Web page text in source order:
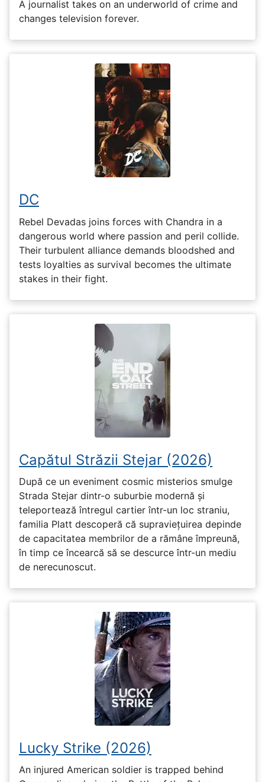
A journalist takes on an underworld of crime and
changes television forever.
DC
Rebel Devadas joins forces with Chandra in a
dangerous world where passion and peril collide.
Their turbulent alliance demands bloodshed and
tests loyalties as survival becomes the ultimate
stakes in their fight.
Capătul Străzii Stejar (2026)
După ce un eveniment cosmic misterios smulge
Strada Stejar dintr-o suburbie modernă și
teleportează întregul cartier într-un loc straniu,
familia Platt descoperă că supraviețuirea depinde
de capacitatea membrilor de a rămâne împreună,
în timp ce încearcă să se descurce într-un mediu
de nerecunoscut.
Lucky Strike (2026)
An injured American soldier is trapped behind